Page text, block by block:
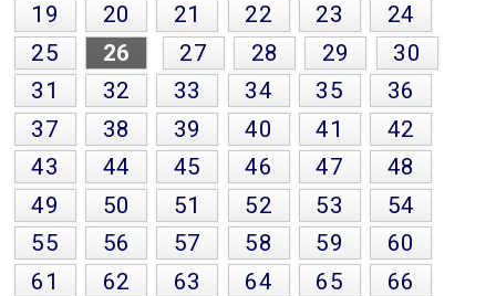
19
20 21 22 23
24
25
26 27 28 29
30
31
32 33 34 35
36
37
38 39 40 41
42
43
44 45 46 47
48
49
50 51 52 53
54
55
56 57 58 59
60
61
62 63 64 65
66